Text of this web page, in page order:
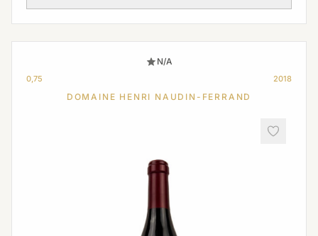
N/A
0,75 2018
DOMAINE HENRI NAUDIN-FERRAND